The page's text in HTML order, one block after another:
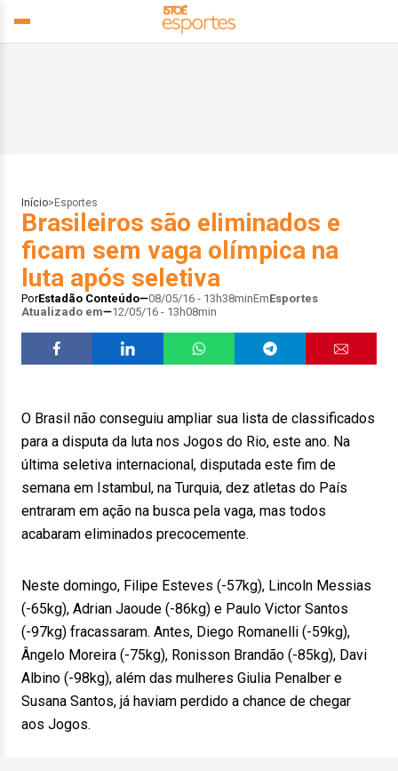
Início> Esportes
Brasileiros são eliminados e
ficam sem vaga olímpica na
luta após seletiva
PorEstadão Conteúdo 08/05/16 - 13h38minEmEsportes
Atualizado em
12/05/16 - 13h08min
O Brasil não conseguiu ampliar sua lista de classificados
para a disputa da luta nos Jogos do Rio, este ano. Na
última seletiva internacional, disputada este fim de
semana em Istambul, na Turquia, dez atletas do País
entraram em ação na busca pela vaga, mas todos
acabaram eliminados precocemente.
Neste domingo, Filipe Esteves (-57kg), Lincoln Messias
(-65kg), Adrian Jaoude (-86kg) e Paulo Victor Santos
(-97kg) fracassaram. Antes, Diego Romanelli (-59kg),
Ângelo Moreira (-75kg), Ronisson Brandão (-85kg), Davi
Albino (-98kg), além das mulheres Giulia Penalber e
Susana Santos, já haviam perdido a chance de chegar
aos Jogos.